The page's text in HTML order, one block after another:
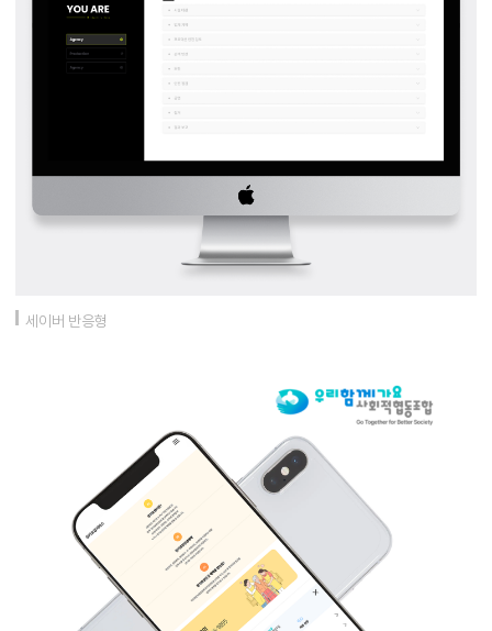
세이버 반응형